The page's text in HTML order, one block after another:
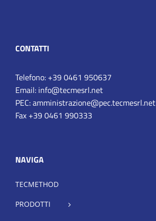
CONTATTI
Telefono: +39 0461 950637
Email: info@tecmesrl.net
PEC: amministrazione@pec.tecmesrl.net
Fax +39 0461 990333
NAVIGA
TECMETHOD
PRODOTTI